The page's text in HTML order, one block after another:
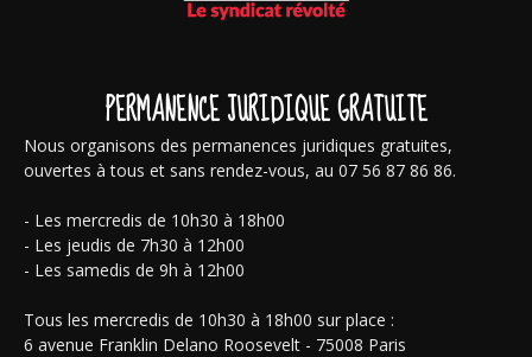
PERMANENCE JURIDIQUE GRATUITE
Nous organisons des permanences juridiques gratuites,
ouvertes à tous et sans rendez-vous, au 07 56 87 86 86.
- Les mercredis de 10h30 à 18h00
- Les jeudis de 7h30 à 12h00
- Les samedis de 9h à 12h00
Tous les mercredis de 10h30 à 18h00 sur place :
6 avenue Franklin Delano Roosevelt - 75008 Paris